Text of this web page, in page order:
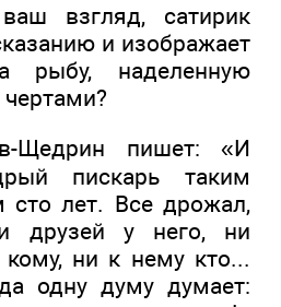
взгляд, сатирик
и изображает
рыбу, наделенную
Щедрин пишет: «И
пискарь таким
лет. Все дрожал,
друзей у него, ни
ни к нему кто...
одну думу думает: